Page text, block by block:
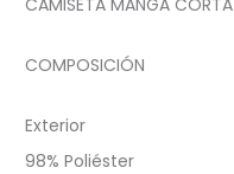
COMPOSICIÓN
Exterior
98% Poliéster